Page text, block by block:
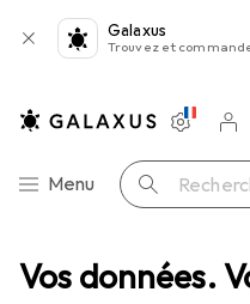
Vos données.
Galaxus
Trouvez et
Navigation par catégorie
Menu Recherche
Paramètres
Compte
Listes de
Listes
Panier
Clé à douille + douilles